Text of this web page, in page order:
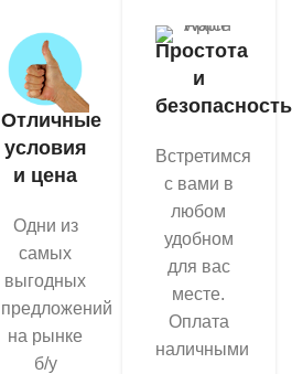
Отличные
условия
и цена
Одни из
самых
выгодных
предложений
на рынке
б/у
Простота
и
безопасность
Встретимся
с вами в
любом
удобном
для вас
месте.
Оплата
наличными